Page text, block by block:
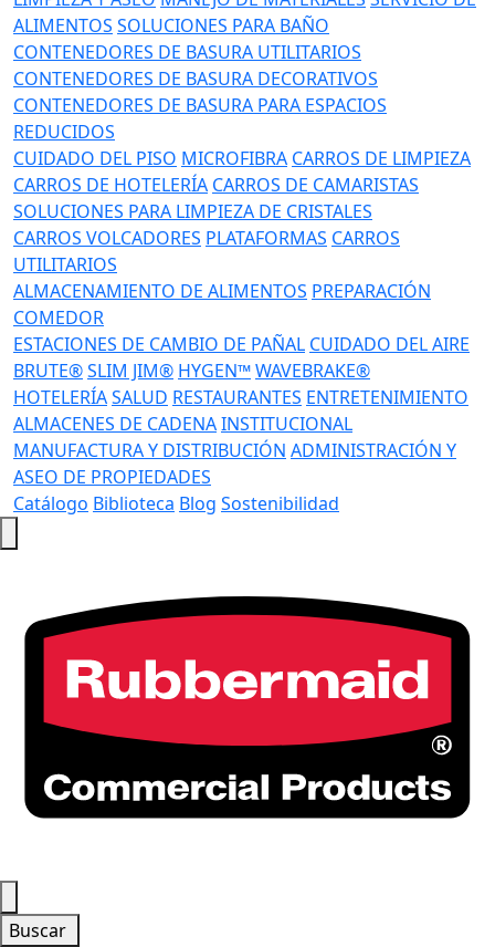
ALIMENTOS SOLUCIONES PARA BAÑO
CONTENEDORES DE BASURA UTILITARIOS
CONTENEDORES DE BASURA DECORATIVOS
CONTENEDORES DE BASURA PARA ESPACIOS
REDUCIDOS
CUIDADO DEL PISO MICROFIBRA CARROS DE LIMPIEZA
CARROS DE HOTELERÍA CARROS DE CAMARISTAS
SOLUCIONES PARA LIMPIEZA DE CRISTALES
CARROS VOLCADORES PLATAFORMAS CARROS
UTILITARIOS
ALMACENAMIENTO DE ALIMENTOS PREPARACIÓN
COMEDOR
ESTACIONES DE CAMBIO DE PAÑAL CUIDADO DEL AIRE
BRUTE®SLIM JIM® HYGEN™WAVEBRAKE®
HOTELERÍASALUD RESTAURANTES ENTRETENIMIENTO
ALMACENES DE CADENAINSTITUCIONAL
MANUFACTURA Y DISTRIBUCIÓN ADMINISTRACIÓN Y
ASEO DE PROPIEDADES
Catálogo Biblioteca Blog Sostenibilidad
Buscar